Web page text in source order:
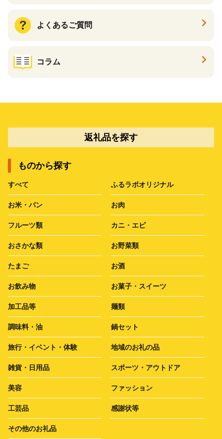
よくあるご質問
コラム
返礼品を探す
ものから探す
すべて ふるラボオリジナル
お米・パン お肉
フルーツ類 カニ・エビ
おさかな類 お野菜類
たまご お酒
お飲み物 お菓子・スイーツ
加工品等 麺類
調味料・油 鍋セット
旅行・イベント・体験 地域のお礼の品
雑貨・日用品 スポーツ・アウトドア
美容 ファッション
工芸品 感謝状等
その他のお礼品